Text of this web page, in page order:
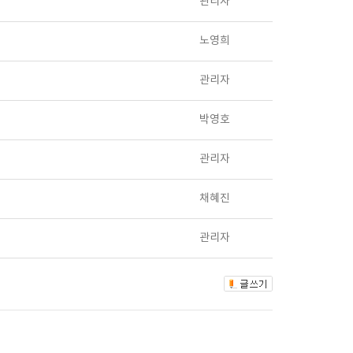
노영희
관리자
박영호
관리자
채혜진
관리자